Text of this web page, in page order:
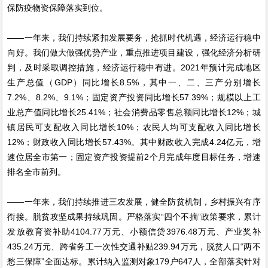
保防疫物资保障落实到位。
——一年来，我们持续紧扣发展要务，抢抓时代机遇，经济运行稳中
向好。我们做大做强优势产业，重点推进项目建设，强化经济分析研
判，及时采取调控措施，经济运行稳中有进。2021年预计完成地区
生产总值（GDP）同比增长8.5%，其中一、二、三产分别增长
7.2%、8.2%、9.1%；固定资产投资同比增长57.39%；规模以上工
业总产值同比增长25.41%；社会消费品零售总额同比增长12%；城
镇居民可支配收入同比增长10%；农民人均可支配收入同比增长
12%；财政收入同比增长57.43%。其中财政收入完成4.24亿元，增
速位居全市第一；固定资产投资提前2个月完成年度目标任务，增速
排名全市前列。
——一年来，我们持续推进三农发展，健全防贫机制，乡村振兴有序
衔接。脱贫攻坚成果持续巩固。严格落实“四个不摘”政策要求，累计
发放教育资补助4104.77万元、小额信贷3976.48万元、产业奖补
435.24万元、跨省务工一次性交通补贴239.94万元，脱贫人口“两不
愁三保障”全面达标。累计纳入监测对象179户647人，全部落实针对